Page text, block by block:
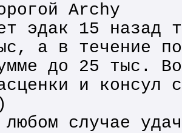
Archy
эдак 15 назад
а в течение
до 25 тыс.
и консул
любом случае